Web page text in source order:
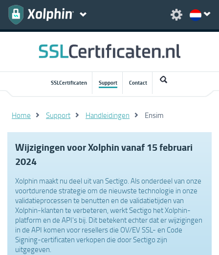
SSLCertificaten Support Contact
Home Support Handleidingen Ensim
Wijzigingen voor Xolphin vanaf 15 februari
2024
Xolphin maakt nu deel uit van Sectigo. Als onderdeel van onze
voortdurende strategie om de nieuwste technologie in onze
validatieprocessen te benutten en de validatietijden van
Xolphin-klanten te verbeteren, werkt Sectigo het Xolphin-
platform en de API's bij. Dit betekent echter dat er wijzigingen
in de API komen voor resellers die OV/EV SSL- en Code
Signing-certificaten verkopen die door Sectigo zijn
uitgegeven.